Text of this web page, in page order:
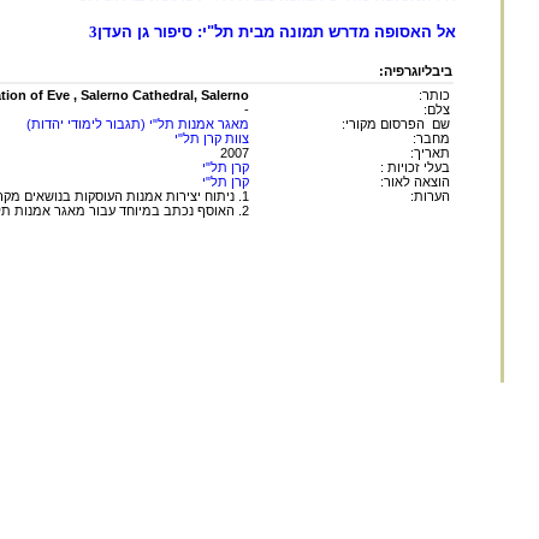
אל האסופה מדרש תמונה מבית תל"י: סיפור גן העדן3
ביבליוגרפיה:
כותר:
of Eve , Salerno Cathedral, Salerno
צלם:
-
שם הפרסום מקורי:
מאגר אמנות תל"י (תגבור לימודי יהדות)
מחבר:
צוות קרן תל"י
תאריך:
2007
בעלי זכויות :
קרן תל"י
הוצאה לאור:
קרן תל"י
הערות:
1. ניתוח יצירות אמנות העוסקות בנושאים מקראיים מתוך ראיית האמנות כפרשנות היוצר לטקסט המקראי.
2. האוסף נכתב במיוחד עבור מאגר אמנות תל"י.